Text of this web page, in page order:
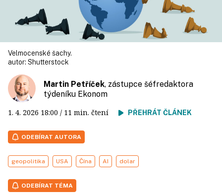
Velmocenské šachy.
autor: Shutterstock
Martin Petříček, zástupce šéfredaktora
týdeníku Ekonom
1. 4. 2026 18:00 / 11 min. čtení PŘEHRÁT ČLÁNEK
ODEBÍRAT AUTORA
geopolitika USA Čína AI dolar
ODEBÍRAT TÉMA